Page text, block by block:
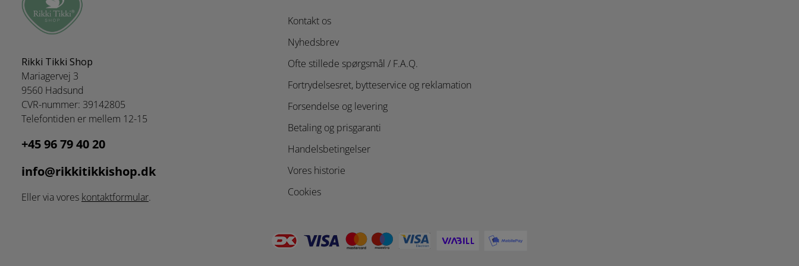
Rikki Tikki Shop
Mariagervej 3
9560 Hadsund
CVR-nummer: 39142805
Telefontiden er mellem 12-15
+45 96 79 40 20
info@rikkitikkishop.dk
Eller via vores kontaktformular.
Kontakt os
Nyhedsbrev
Ofte stillede spørgsmål / F.A.Q.
Fortrydelsesret, bytteservice og reklamation
Forsendelse og levering
Betaling og prisgaranti
Handelsbetingelser
Vores historie
Cookies